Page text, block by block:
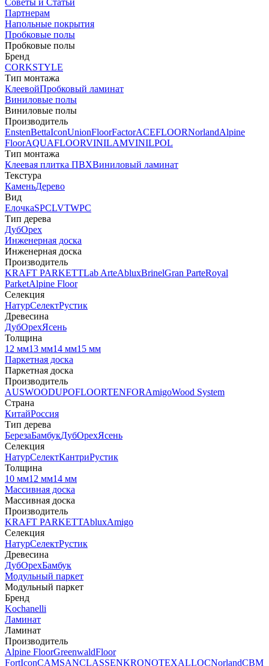
Советы и Статьи
Партнерам
Напольные покрытия
Пробковые полы
Пробковые полы
Бренд
CORKSTYLE
Тип монтажа
КлеевойПробковый ламинат
Виниловые полы
Виниловые полы
Производитель
EnstenBettaIconUnionFloorFactorACEFLOORNorlandAlpine
FloorAQUAFLOORVINILAMVINILPOL
Тип монтажа
Клеевая плитка ПВХВиниловый ламинат
Текстура
КаменьДерево
Вид
ЕлочкаSPCLVTWPC
Тип дерева
ДубОрех
Инженерная доска
Инженерная доска
Производитель
KRAFT PARKETTLab ArteAbluxBrinelGran ParteRoyal
ParketAlpine Floor
Селекция
НатурСелектРустик
Древесина
ДубОрехЯсень
Толщина
12 мм13 мм14 мм15 мм
Паркетная доска
Паркетная доска
Производитель
AUSWOODUPOFLOORTENFORAmigoWood System
Страна
КитайРоссия
Тип дерева
БерезаБамбукДубОрехЯсень
Селекция
НатурСелектКантриРустик
Толщина
10 мм12 мм14 мм
Массивная доска
Массивная доска
Производитель
KRAFT PARKETTAbluxAmigo
Селекция
НатурСелектРустик
Древесина
ДубОрехБамбук
Модульный паркет
Модульный паркет
Бренд
Kochanelli
Ламинат
Ламинат
Производитель
Alpine FloorGreenwaldFloor
FortIconCAMSANCLASSENKRONOTEXALLOCNorlandCBM